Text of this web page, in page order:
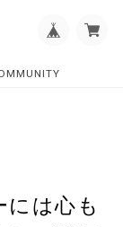
は心も